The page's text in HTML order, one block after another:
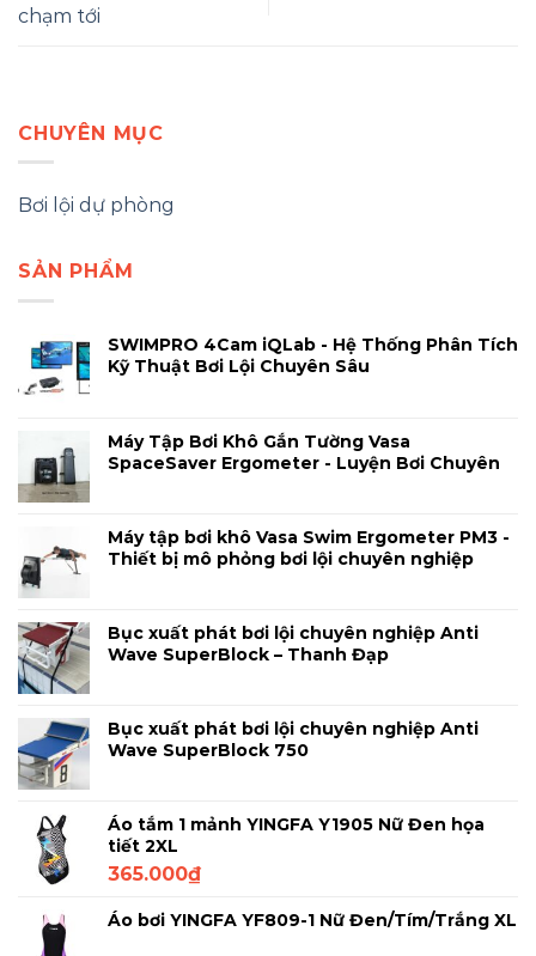
chạm tới
CHUYÊN MỤC
Bơi lội dự phòng
SẢN PHẨM
SWIMPRO 4Cam iQLab - Hệ Thống Phân Tích
Kỹ Thuật Bơi Lội Chuyên Sâu
Máy Tập Bơi Khô Gắn Tường Vasa
SpaceSaver Ergometer - Luyện Bơi Chuyên
Máy tập bơi khô Vasa Swim Ergometer PM3 -
Thiết bị mô phỏng bơi lội chuyên nghiệp
Bục xuất phát bơi lội chuyên nghiệp Anti
Wave SuperBlock – Thanh Đạp
Bục xuất phát bơi lội chuyên nghiệp Anti
Wave SuperBlock 750
Áo tắm 1 mảnh YINGFA Y1905 Nữ Đen họa
tiết 2XL
365.000₫
Áo bơi YINGFA YF809-1 Nữ Đen/Tím/Trắng XL